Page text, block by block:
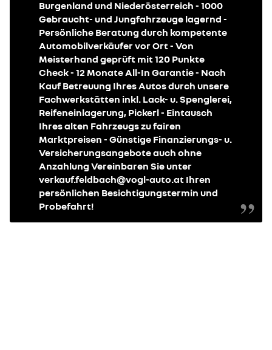
Burgenland und Niederösterreich - 1000
Gebraucht- und Jungfahrzeuge lagernd -
Persönliche Beratung durch kompetente
Automobilverkäufer vor Ort - Von
Meisterhand geprüft mit 120 Punkte
Check - 12 Monate All-In Garantie - Nach
Kauf Betreuung Ihres Autos durch unsere
Fachwerkstätten inkl. Lack- u. Spenglerei,
Reifeneinlagerung, Pickerl - Eintausch
Ihres alten Fahrzeugs zu fairen
Marktpreisen - Günstige Finanzierungs- u.
Versicherungsangebote auch ohne
Anzahlung Vereinbaren Sie unter
verkauf.feldbach@vogl-auto.at Ihren
persönlichen Besichtigungstermin und
Probefahrt!